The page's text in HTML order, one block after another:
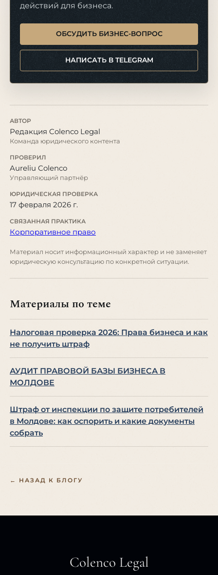
действий для бизнеса.
ОБСУДИТЬ БИЗНЕС-ВОПРОС
НАПИСАТЬ В TELEGRAM
АВТОР
Редакция Colenco Legal
Команда юридического контента
ПРОВЕРИЛ
Aureliu Colenco
Управляющий партнёр
ЮРИДИЧЕСКАЯ ПРОВЕРКА
17 февраля 2026 г.
СВЯЗАННАЯ ПРАКТИКА
Корпоративное право
Материал носит информационный характер и не заменяет
юридическую консультацию по конкретной ситуации.
Материалы по теме
Налоговая проверка 2026: Права бизнеса и как
не получить штраф
АУДИТ ПРАВОВОЙ БАЗЫ БИЗНЕСА В
МОЛДОВЕ
Штраф от инспекции по защите потребителей
в Молдове: как оспорить и какие документы
собрать
← НАЗАД К БЛОГУ
Colenco Legal